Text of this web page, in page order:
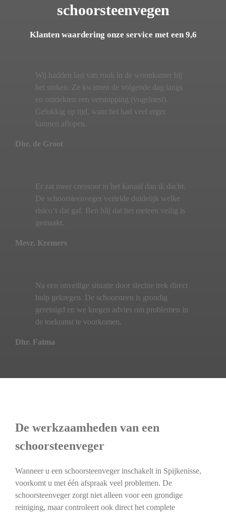
schoorsteenvegen
Klanten waardering onze service met een 9,6
Wij hadden last van rook in de woonkamer bij
het stoken. Ze kwamen de volgende dag langs
en ontdekten een verstopping (vogelnest).
Gelukkig op tijd, want het had veel erger
kunnen aflopen.
Dhr. de Groot
Er zat meer creosoot in het kanaal dan ik dacht.
De schoorsteenveger vertelde duidelijk welke
risico’s dat gaf. Ben blij dat het meteen veilig is
gemaakt.
Mevr. Kremers
Na een onveilige situatie door slechte trek direct
hulp gekregen. De schoorsteen is grondig
gereinigd en we kregen advies om problemen in
de toekomst te voorkomen.
Dhr. Fatma
De werkzaamheden van een
schoorsteenveger
Wanneer u een schoorsteenveger inschakelt in Spijkenisse,
voorkomt u met één afspraak veel problemen. De
schoorsteenveger zorgt niet alleen voor een grondige
reiniging, maar controleert ook direct het complete